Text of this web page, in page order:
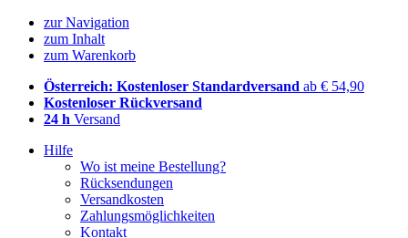
zur Navigation
zum Inhalt
zum Warenkorb
Österreich: Kostenloser Standardversand ab € 54,90
Kostenloser Rückversand
24 h Versand
Hilfe
Wo ist meine Bestellung?
Rücksendungen
Versandkosten
Zahlungsmöglichkeiten
Kontakt